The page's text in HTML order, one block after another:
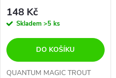
148 Kč
Skladem >5 ks
DO KOŠÍKU
QUANTUM MAGIC TROUT